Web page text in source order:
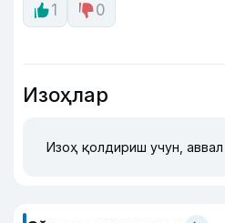
1
0
Изоҳлар
Изоҳ қолдириш учун, аввал